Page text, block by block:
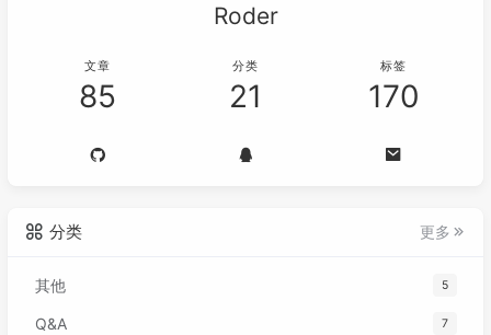
Roder
文章
85
分类
21
标签
170
分类 更多
其他 5
Q&A 7